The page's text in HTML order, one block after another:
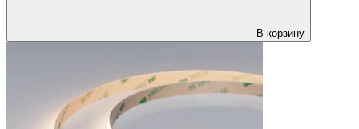
В корзину